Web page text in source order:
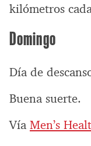
kilómetros
Domingo
Día de
Buena suerte.
Vía Men’s